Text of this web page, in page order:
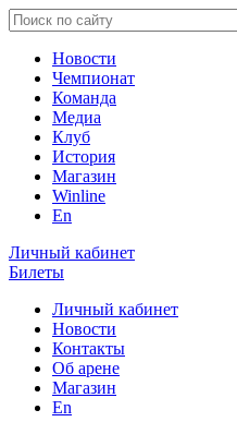
Новости
Чемпионат
Команда
Медиа
Клуб
История
Магазин
Winline
En
Личный кабинет
Билеты
Личный кабинет
Новости
Контакты
Об арене
Магазин
En